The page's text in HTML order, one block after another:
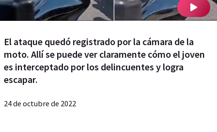
El ataque quedó registrado por la cámara de la
moto. Allí se puede ver claramente cómo el joven
es interceptado por los delincuentes y logra
escapar.
24 de octubre de 2022